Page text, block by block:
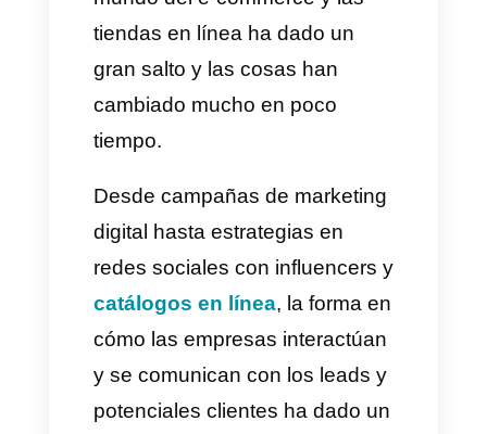
muy cotizados por las
empresas en el mundo digital.
Esto se debe a que las
empresas prefieren vender de
forma electrónica hoy en día. El
mundo del e-commerce y las
tiendas en línea ha dado un
gran salto y las cosas han
cambiado mucho en poco
tiempo.